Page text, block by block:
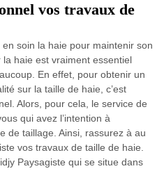
vos travaux de
soin la haie pour maintenir son
haie est vraiment essentiel
En effet, pour obtenir un
sur la taille de haie, c’est
Alors, pour cela, le service de
qui avez l’intention à
de taillage. Ainsi, rassurez à au
vos travaux de taille de haie.
Paysagiste qui se situe dans